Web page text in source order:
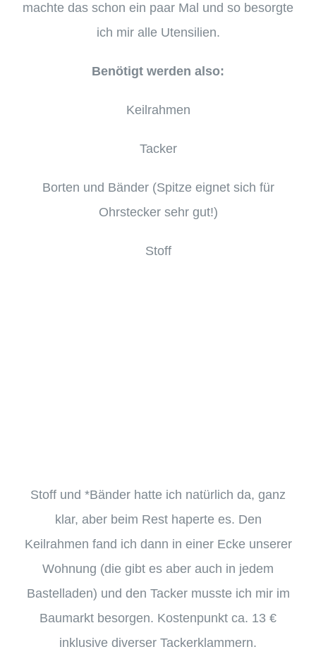
machte das schon ein paar Mal und so besorgte
ich mir alle Utensilien.
Benötigt werden also:
Keilrahmen
Tacker
Borten und Bänder (Spitze eignet sich für
Ohrstecker sehr gut!)
Stoff
Stoff und *Bänder hatte ich natürlich da, ganz
klar, aber beim Rest haperte es. Den
Keilrahmen fand ich dann in einer Ecke unserer
Wohnung (die gibt es aber auch in jedem
Bastelladen) und den Tacker musste ich mir im
Baumarkt besorgen. Kostenpunkt ca. 13 €
inklusive diverser Tackerklammern.